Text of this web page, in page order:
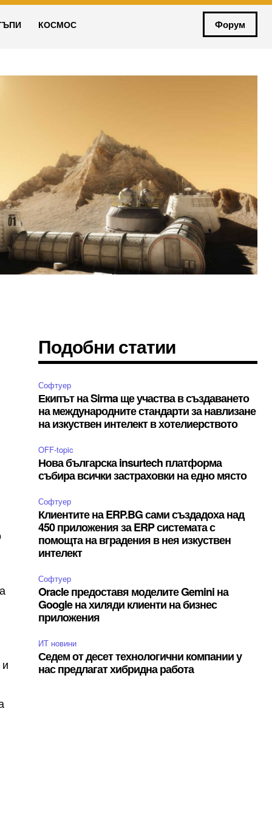
КОСМОС Форум
Подобни статии
Софтуер
Екипът на Sirma ще участва в създаването
на международните стандарти за навлизане
на изкуствен интелект в хотелиерството
OFF-topic
Нова българска insurtech платформа
събира всички застраховки на едно място
Софтуер
Клиентите на ERP.BG сами създадоха над
450 приложения за ERP системата с
помощта на вградения в нея изкуствен
интелект
Софтуер
Oracle предоставя моделите Gemini на
Google на хиляди клиенти на бизнес
приложения
ИТ новини
Седем от десет технологични компании у
нас предлагат хибридна работа